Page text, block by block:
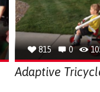
815 0
Adaptive